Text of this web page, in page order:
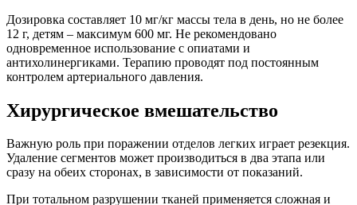
Дозировка составляет 10 мг/кг массы тела в день, но не более
12 г, детям – максимум 600 мг. Не рекомендовано
одновременное использование с опиатами и
антихолинергиками. Терапию проводят под постоянным
контролем артериального давления.
Хирургическое вмешательство
Важную роль при поражении отделов легких играет резекция.
Удаление сегментов может производиться в два этапа или
сразу на обеих сторонах, в зависимости от показаний.
При тотальном разрушении тканей применяется сложная и